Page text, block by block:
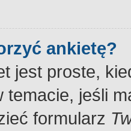
ankietę?
jest proste,
temacie, jeśli
formularz